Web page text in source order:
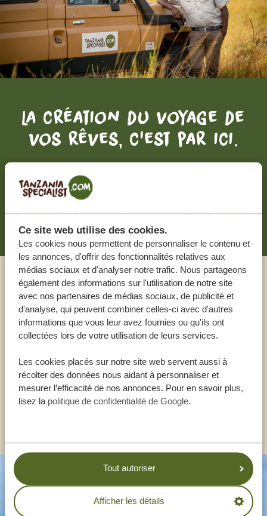
Ce site web utilise des cookies.
Les cookies nous permettent de personnaliser le contenu et
les annonces, d'offrir des fonctionnalités relatives aux
médias sociaux et d'analyser notre trafic. Nous partageons
également des informations sur l'utilisation de notre site
avec nos partenaires de médias sociaux, de publicité et
d'analyse, qui peuvent combiner celles-ci avec d'autres
informations que vous leur avez fournies ou qu'ils ont
collectées lors de votre utilisation de leurs services.
Les cookies placés sur notre site web servent aussi à
récolter des données nous aidant à personnaliser et
mesurer l’efficacité de nos annonces. Pour en savoir plus,
lisez la politique de confidentialité de Google.
Tout autoriser
Afficher les détails
La création du voyage de
vos rêves, c'est par ici.
RECEVOIR UNE OFFRE SUR MESURE
Appeler un expert
NOS SPÉCIALISTES SONT LÀ POUR VOUS
AIDER
FR: +33 257 28 0079